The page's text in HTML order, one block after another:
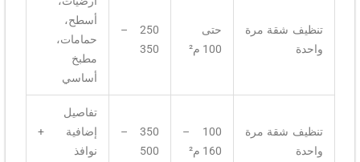
تنظيف شقة مرة
واحدة
حتى
100 م²
250 –
350
أسطح،
حمامات،
مطبخ
أساسي
تنظيف شقة مرة
واحدة
100 –
160 م²
350 –
500
تفاصيل
إضافية +
نوافذ